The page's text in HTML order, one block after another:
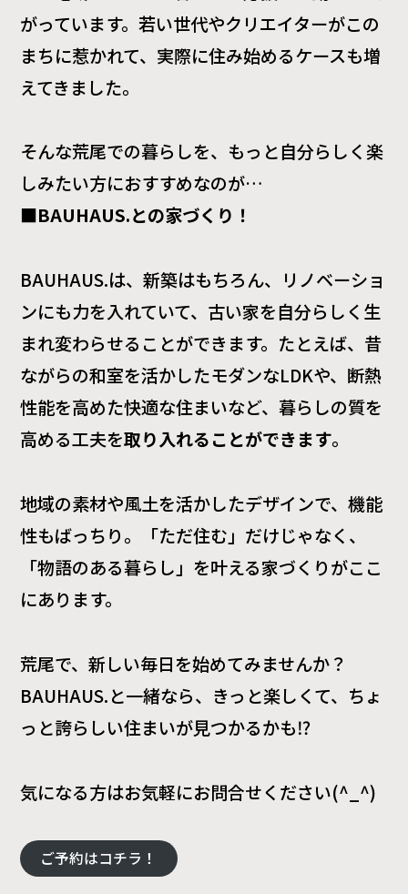
がっています。若い世代やクリエイターがこの
まちに惹かれて、実際に住み始めるケースも増
えてきました。
そんな荒尾での暮らしを、もっと自分らしく楽
しみたい方におすすめなのが…
■BAUHAUS.との家づくり！
BAUHAUS.は、新築はもちろん、リノベーショ
ンにも力を入れていて、古い家を自分らしく生
まれ変わらせることができます。たとえば、昔
ながらの和室を活かしたモダンなLDKや、断熱
性能を高めた快適な住まいなど、暮らしの質を
高める工夫を取り入れることができます。
地域の素材や風土を活かしたデザインで、機能
性もばっちり。「ただ住む」だけじゃなく、
「物語のある暮らし」を叶える家づくりがここ
にあります。
荒尾で、新しい毎日を始めてみませんか？
BAUHAUS.と一緒なら、きっと楽しくて、ちょ
っと誇らしい住まいが見つかるかも⁉
気になる方はお気軽にお問合せください(^_^)
ご予約はコチラ！